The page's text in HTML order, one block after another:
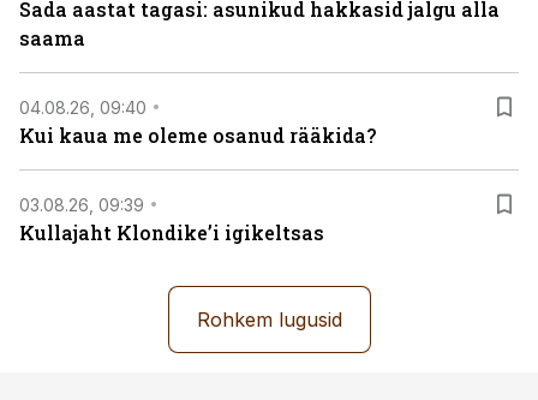
Sada aastat tagasi: asunikud hakkasid jalgu alla
saama
04.08.26, 09:40
Kui kaua me oleme osanud rääkida?
03.08.26, 09:39
Kullajaht Klondike’i igikeltsas
Rohkem lugusid